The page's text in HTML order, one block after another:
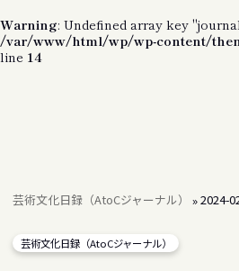
Warning: Undefined array key
/var/www/html/wp/wp-content/
line 14
芸術文化日録（AtoCジャーナル） »2024-
芸術文化日録（AtoCジャーナル）